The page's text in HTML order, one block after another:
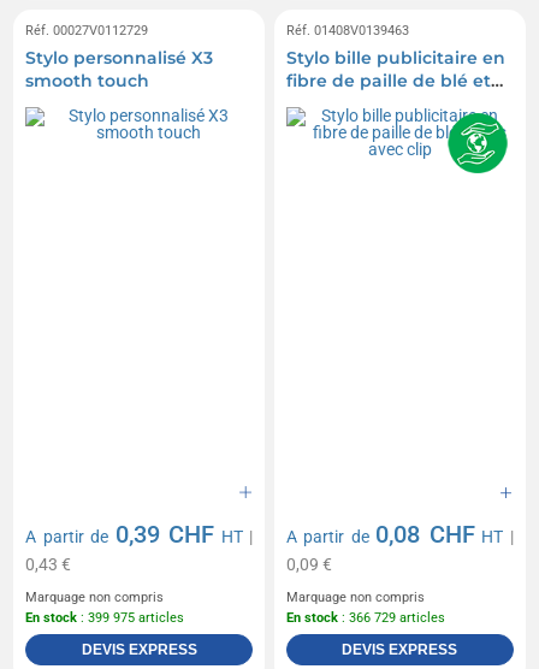
Réf. 00027V0112729
Stylo personnalisé X3
smooth touch
A partir de 0,39 CHF HT|
0,43 €
Marquage non compris
En stock : 399 975 articles
DEVIS EXPRESS
Réf. 01408V0139463
Stylo bille publicitaire en
fibre de paille de blé et
abs avec clip
A partir de 0,08 CHF HT |
0,09 €
Marquage non compris
En stock : 366 729 articles
DEVIS EXPRESS